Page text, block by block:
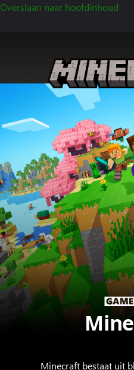
Overslaan naar hoofdinhoud
Minecraft bestaat uit